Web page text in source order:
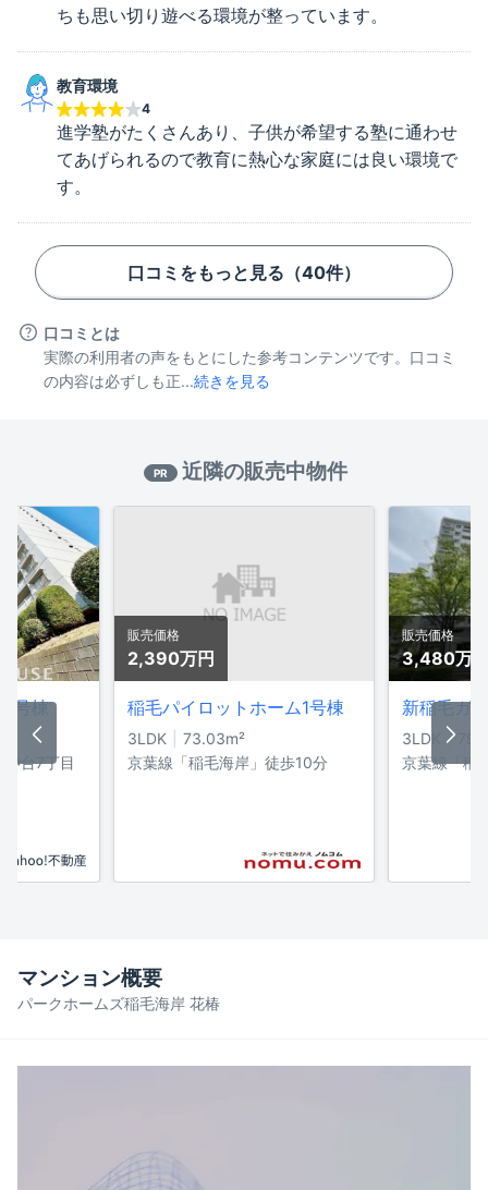
ちも思い切り遊べる環境が整っています。
教育環境
4
進学塾がたくさんあり、子供が希望する塾に通わせ
てあげられるので教育に熱心な家庭には良い環境で
す。
口コミをもっと見る（40件）
口コミとは
実際の利用者の声をもとにした参考コンテンツです。口コミ
の内容は必ずしも正...続きを見る
PR 近隣の販売中物件
号棟
台7丁目
販売価格
2,390万円
稲毛パイロットホーム1号棟
3LDK 73.03m²
京葉線「稲毛海岸」徒歩10分
販売価格
3,480万
新稲毛ガ
3LDK
京葉線「稲
パークホームズ稲毛海岸 花椿
マンション概要